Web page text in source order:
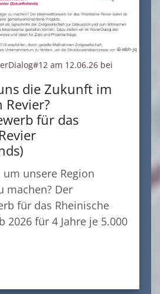
© nbh-jq
am 12.06.26 bei
die Zukunft im
Revier?
für das
unsere Region
machen? Der
für das Rheinische
2026 für 4 Jahre je 5.000